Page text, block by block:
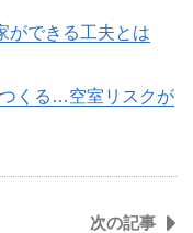
ができる工夫とは
くる…空室リスクが
次の記事